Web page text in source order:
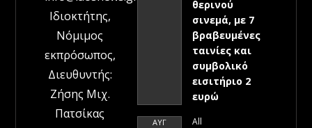
Ιδιοκτήτης,
Νόμιμος
εκπρόσωπος,
Διευθυντής:
Ζήσης Μιχ.
Πατσίκας
θερινού
σινεμά, με 7
βραβευμένες
ταινίες και
συμβολικό
εισιτήριο 2
ευρώ
ΑΥΓ
All